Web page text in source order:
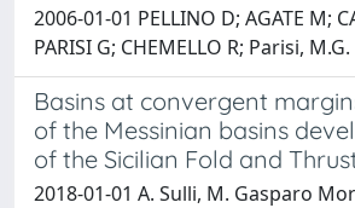
2006-01-01 PELLINO D; AGATE M;
PARISI G; CHEMELLO R; Parisi, M.G.
Basins at convergent
of the Messinian basins
of the Sicilian Fold and
2018-01-01 A. Sulli, M. Gasparo